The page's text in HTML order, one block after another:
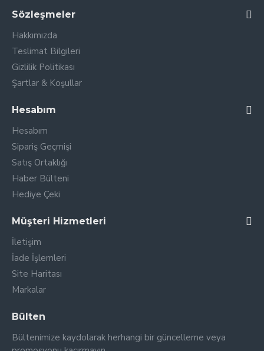
Sözleşmeler
Hakkımızda
Teslimat Bilgileri
Gizlilik Politikası
Şartlar & Koşullar
Hesabım
Hesabım
Sipariş Geçmişi
Satış Ortaklığı
Haber Bülteni
Hediye Çeki
Müşteri Hizmetleri
İletişim
İade İşlemleri
Site Haritası
Markalar
Bülten
Bültenimize kaydolarak herhangi bir güncelleme veya